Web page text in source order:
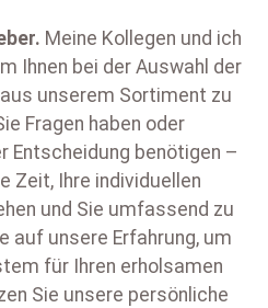
. Meine Kollegen und ich
Ihnen bei der Auswahl der
unserem Sortiment zu
Fragen haben oder
Entscheidung benötigen –
Zeit, Ihre individuellen
und Sie umfassend zu
auf unsere Erfahrung, um
für Ihren erholsamen
Sie unsere persönliche